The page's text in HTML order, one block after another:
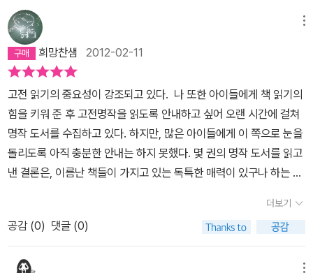
희망찬샘 2012-02-11
고전 읽기의 중요성이 강조되고 있다. 나 또한 아이들에게 책 읽기의
힘을 키워 준 후 고전명작을 읽도록 안내하고 싶어 오랜 시간에 걸쳐
명작 도서를 수집하고 있다. 하지만, 많은 아이들에게 이 쪽으로 눈을
돌리도록 아직 충분한 안내는 하지 못했다. 몇 권의 명작 도서를 읽고
낸 결론은, 이름난 책들이 가지고 있는 독특한 매력이 있구나 하는 거
로 아름답다는 생각을 하게 되더라는 것. 그리고 그 글을 읽기 전의 나
와 읽고 난 후의 나의 마음의 상태가 조금은 달라지더라는 거다. 물론,
여기에는 옮긴이의 역량이 한몫을 하는 것도 같다. 아이들이 유아 때
더보기
공감 (0) 댓글 (0)